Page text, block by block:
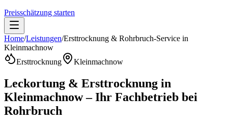
Preisschätzung starten
Home/Leistungen/Ersttrocknung & Rohrbruch-Service in
Kleinmachnow
Ersttrocknung
Kleinmachnow
Leckortung & Ersttrocknung in
Kleinmachnow – Ihr Fachbetrieb bei
Rohrbruch